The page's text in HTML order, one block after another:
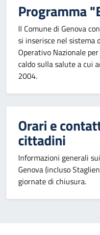
Programma
Il Comune di Genova
si inserisce nel sistema
Operativo Nazionale
caldo sulla salute a cui
2004.
Orari e
cittadini
Informazioni generali
Genova (incluso
giornate di chiusura.